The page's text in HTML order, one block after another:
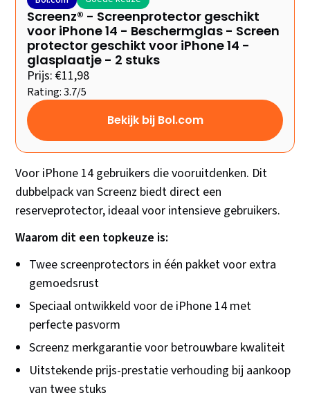
Screenz® - Screenprotector geschikt
voor iPhone 14 - Beschermglas - Screen
protector geschikt voor iPhone 14 -
glasplaatje - 2 stuks
Prijs: €11,98
Rating: 3.7/5
Bekijk bij Bol.com
Voor iPhone 14 gebruikers die vooruitdenken. Dit
dubbelpack van Screenz biedt direct een
reserveprotector, ideaal voor intensieve gebruikers.
Waarom dit een topkeuze is:
Twee screenprotectors in één pakket voor extra
gemoedsrust
Speciaal ontwikkeld voor de iPhone 14 met
perfecte pasvorm
Screenz merkgarantie voor betrouwbare kwaliteit
Uitstekende prijs-prestatie verhouding bij aankoop
van twee stuks